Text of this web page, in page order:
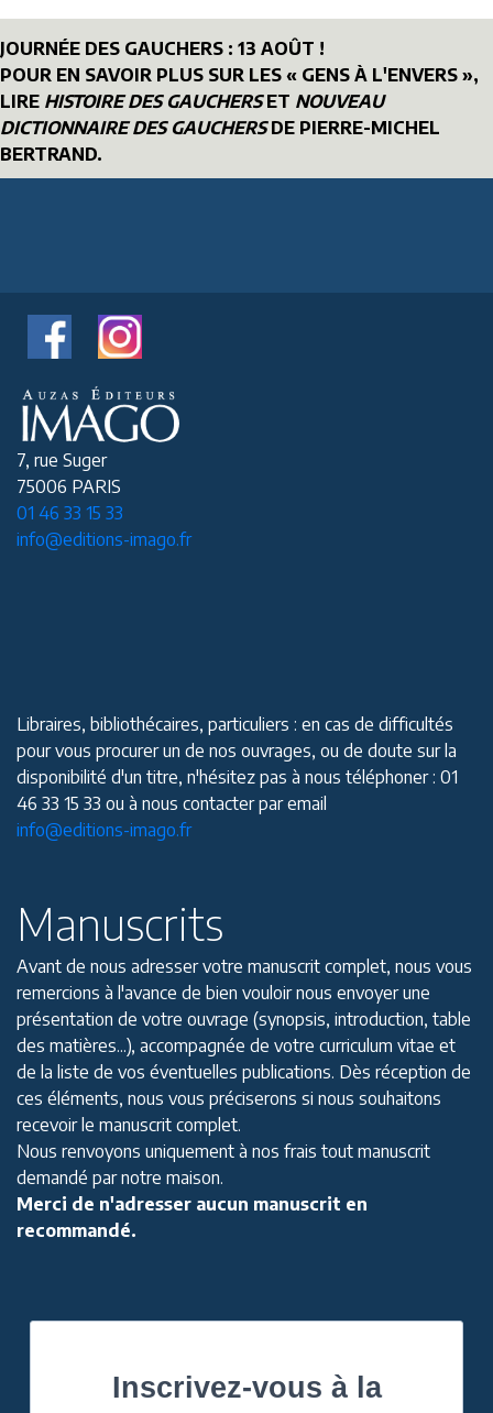
JOURNÉE DES GAUCHERS : 13 AOÛT !
POUR EN SAVOIR PLUS SUR LES « GENS À L'ENVERS »,
LIRE HISTOIRE DES GAUCHERSET NOUVEAU
DICTIONNAIRE DES GAUCHERSDE PIERRE-MICHEL
BERTRAND.
7, rue Suger
75006 PARIS
01 46 33 15 33
info@editions-imago.fr
Libraires, bibliothécaires, particuliers : en cas de difficultés
pour vous procurer un de nos ouvrages, ou de doute sur la
disponibilité d'un titre, n'hésitez pas à nous téléphoner : 01
46 33 15 33 ou à nous contacter par email
info@editions-imago.fr
Manuscrits
Avant de nous adresser votre manuscrit complet, nous vous
remercions à l'avance de bien vouloir nous envoyer une
présentation de votre ouvrage (synopsis, introduction, table
des matières...), accompagnée de votre curriculum vitae et
de la liste de vos éventuelles publications. Dès réception de
ces éléments, nous vous préciserons si nous souhaitons
recevoir le manuscrit complet.
Nous renvoyons uniquement à nos frais tout manuscrit
demandé par notre maison.
Merci de n'adresser aucun manuscrit en
recommandé.
Inscrivez-vous à la